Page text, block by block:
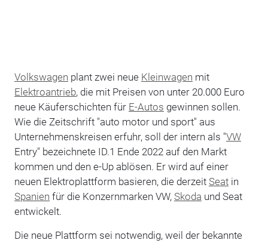
Volkswagen plant zwei neue Kleinwagen mit
Elektroantrieb, die mit Preisen von unter 20.000 Euro
neue Käuferschichten für E-Autos gewinnen sollen.
Wie die Zeitschrift "auto motor und sport" aus
Unternehmenskreisen erfuhr, soll der intern als "VW
Entry" bezeichnete ID.1 Ende 2022 auf den Markt
kommen und den e-Up ablösen. Er wird auf einer
neuen Elektroplattform basieren, die derzeit Seatin
Spanien für die Konzernmarken VW, Skoda und Seat
entwickelt.
Die neue Plattform sei notwendig, weil der bekannte